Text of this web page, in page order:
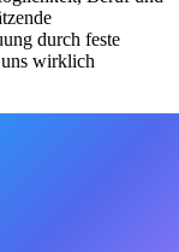
durch feste
uns wirklich